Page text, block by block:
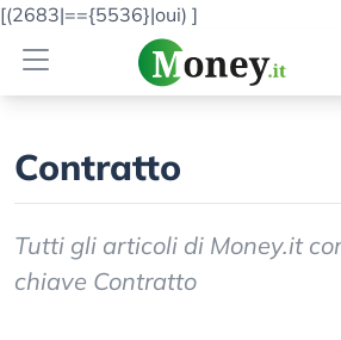
[(2683|=={5536}|oui) ]
Contratto
Tutti gli articoli di Money.it
chiave Contratto